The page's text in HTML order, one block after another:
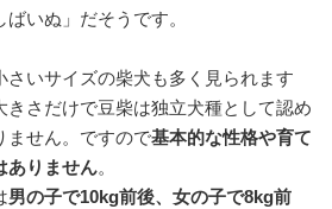
いぬ」だそうです。
さいサイズの柴犬も多く見られます
きさだけで豆柴は独立犬種として認め
ません。ですので基本的な性格や育て
ありません。
男の子で10kg前後、女の子で8kg前